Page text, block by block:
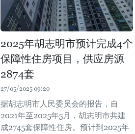
2025年胡志明市预计完成4个
保障性住房项目，供应房源
2874套
27/05/2025 09:20
据胡志明市人民委员会的报告，自
2021年至2025年5月，胡志明市共建
成2745套保障性住房。预计到2025年